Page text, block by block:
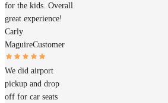
for the kids. Overall
great experience!
Carly
MaguireCustomer
We did airport
pickup and drop
off for car seats